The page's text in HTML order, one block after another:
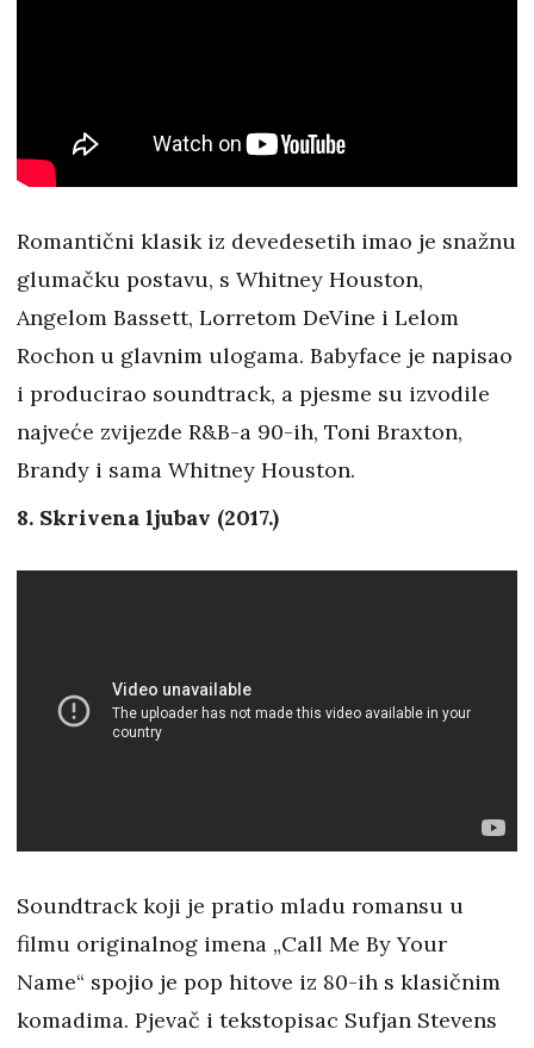
Romantični klasik iz devedesetih imao je snažnu
glumačku postavu, s Whitney Houston,
Angelom Bassett, Lorretom DeVine i Lelom
Rochon u glavnim ulogama. Babyface je napisao
i producirao soundtrack, a pjesme su izvodile
najveće zvijezde R&B-a 90-ih, Toni Braxton,
Brandy i sama Whitney Houston.
8. Skrivena ljubav (2017.)
Soundtrack koji je pratio mladu romansu u
filmu originalnog imena „Call Me By Your
Name“ spojio je pop hitove iz 80-ih s klasičnim
komadima. Pjevač i tekstopisac Sufjan Stevens